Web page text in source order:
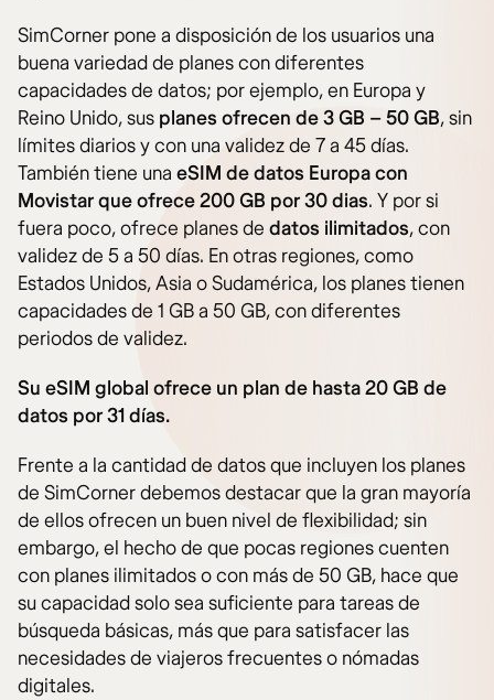
SimCorner pone a disposición de los usuarios una
buena variedad de planes con diferentes
capacidades de datos; por ejemplo, en Europa y
Reino Unido, sus planes ofrecen de 3 GB – 50 GB, sin
límites diarios y con una validez de 7 a 45 días.
También tiene una eSIM de datos Europa con
Movistar que ofrece 200 GB por 30 dias. Y por si
fuera poco, ofrece planes de datos ilimitados, con
validez de 5 a 50 días. En otras regiones, como
Estados Unidos, Asia o Sudamérica, los planes tienen
capacidades de 1 GB a 50 GB, con diferentes
periodos de validez.
Su eSIM global ofrece un plan de hasta 20 GB de
datos por 31 días.
Frente a la cantidad de datos que incluyen los planes
de SimCorner debemos destacar que la gran mayoría
de ellos ofrecen un buen nivel de flexibilidad; sin
embargo, el hecho de que pocas regiones cuenten
con planes ilimitados o con más de 50 GB, hace que
su capacidad solo sea suficiente para tareas de
búsqueda básicas, más que para satisfacer las
necesidades de viajeros frecuentes o nómadas
digitales.